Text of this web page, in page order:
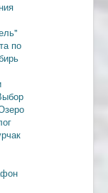
по